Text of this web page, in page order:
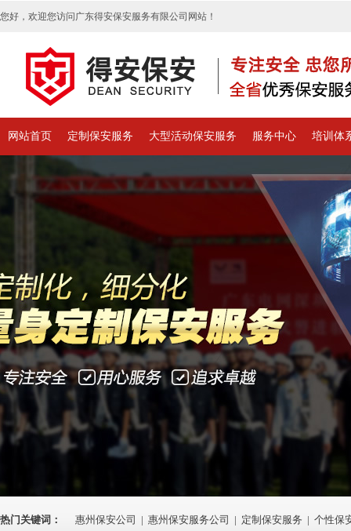
您好，欢迎您访问广东得安保安服务有限公司网站！
网站首页 定制保安服务 大型活动保安服务 服务中心 培训体
热门关键词： 惠州保安公司 | 惠州保安服务公司 | 定制保安服务 | 个性保